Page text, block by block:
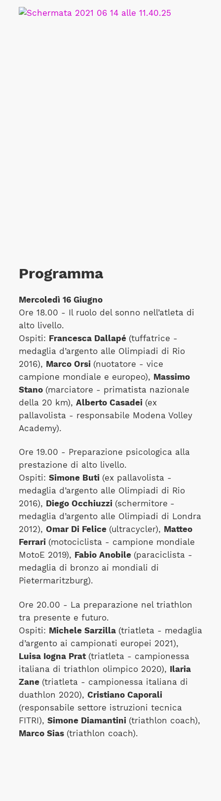
Programma
Mercoledì 16 Giugno
Ore 18.00 - Il ruolo del sonno nell’atleta di
alto livello.
Ospiti: Francesca Dallapé (tuffatrice -
medaglia d’argento alle Olimpiadi di Rio
2016), Marco Orsi (nuotatore - vice
campione mondiale e europeo), Massimo
Stano (marciatore - primatista nazionale
della 20 km), Alberto Casadei (ex
pallavolista - responsabile Modena Volley
Academy).
Ore 19.00 - Preparazione psicologica alla
prestazione di alto livello.
Ospiti: Simone Buti (ex pallavolista -
medaglia d’argento alle Olimpiadi di Rio
2016), Diego Occhiuzzi (schermitore -
medaglia d’argento alle Olimpiadi di Londra
2012), Omar Di Felice (ultracycler), Matteo
Ferrari (motociclista - campione mondiale
MotoE 2019), Fabio Anobile (paraciclista -
medaglia di bronzo ai mondiali di
Pietermaritzburg).
Ore 20.00 - La preparazione nel triathlon
tra presente e futuro.
Ospiti: Michele Sarzilla (triatleta - medaglia
d’argento ai campionati europei 2021),
Luisa Iogna Prat (triatleta - campionessa
italiana di triathlon olimpico 2020), Ilaria
Zane (triatleta - campionessa italiana di
duathlon 2020), Cristiano Caporali
(responsabile settore istruzioni tecnica
FITRI), Simone Diamantini (triathlon coach),
Marco Sias (triathlon coach).